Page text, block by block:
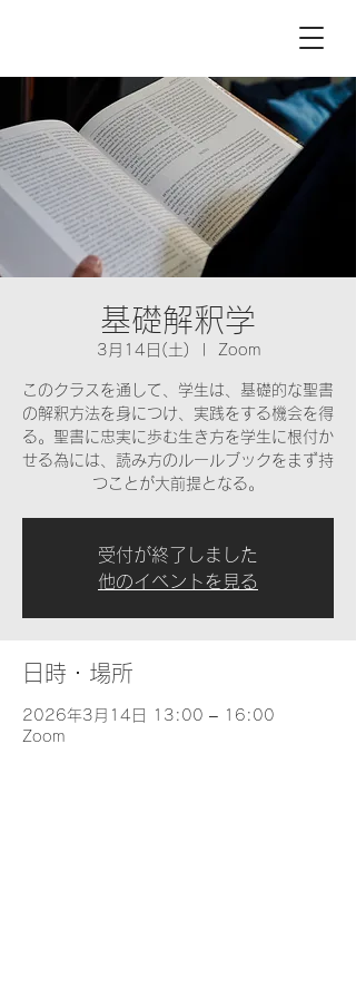
基礎解釈学
3月14日(土) Zoom
このクラスを通して、学生は、基礎的な聖書
の解釈方法を身につけ、実践をする機会を得
る。聖書に忠実に歩む生き方を学生に根付か
せる為には、読み方のルールブックをまず持
つことが大前提となる。
受付が終了しました
他のイベントを見る
日時・場所
2026年3月14日 13:00 – 16:00
Zoom